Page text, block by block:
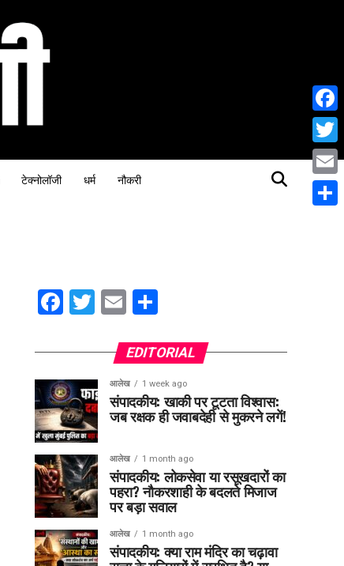
टेक्नोलॉजी धर्म नौकरी
Facebook
Twitter
Email
EDITORIAL
आलेख 1 week ago
संपादकीय: खाकी पर टूटता विश्वास:
जब रक्षक ही जवाबदेही से मुकरने लगें!
आलेख 1 month ago
संपादकीय: लोकसेवा या रसूखदारों का
पहरा? नौकरशाही के बदलते मिजाज
पर बड़ा सवाल
आलेख 1 month ago
संपादकीय: क्या राम मंदिर का चढ़ावा
Email